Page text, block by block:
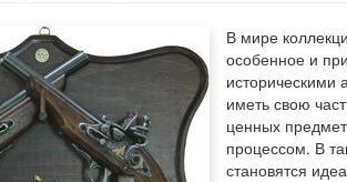
В мире
особенное и
историческими
иметь свою
ценных
процессом. В
становятся